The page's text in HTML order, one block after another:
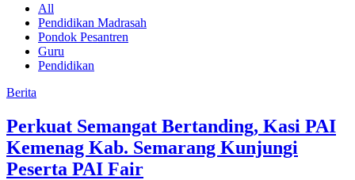
All
Pendidikan Madrasah
Pondok Pesantren
Guru
Pendidikan
Berita
Perkuat Semangat Bertanding, Kasi PAI
Kemenag Kab. Semarang Kunjungi
Peserta PAI Fair